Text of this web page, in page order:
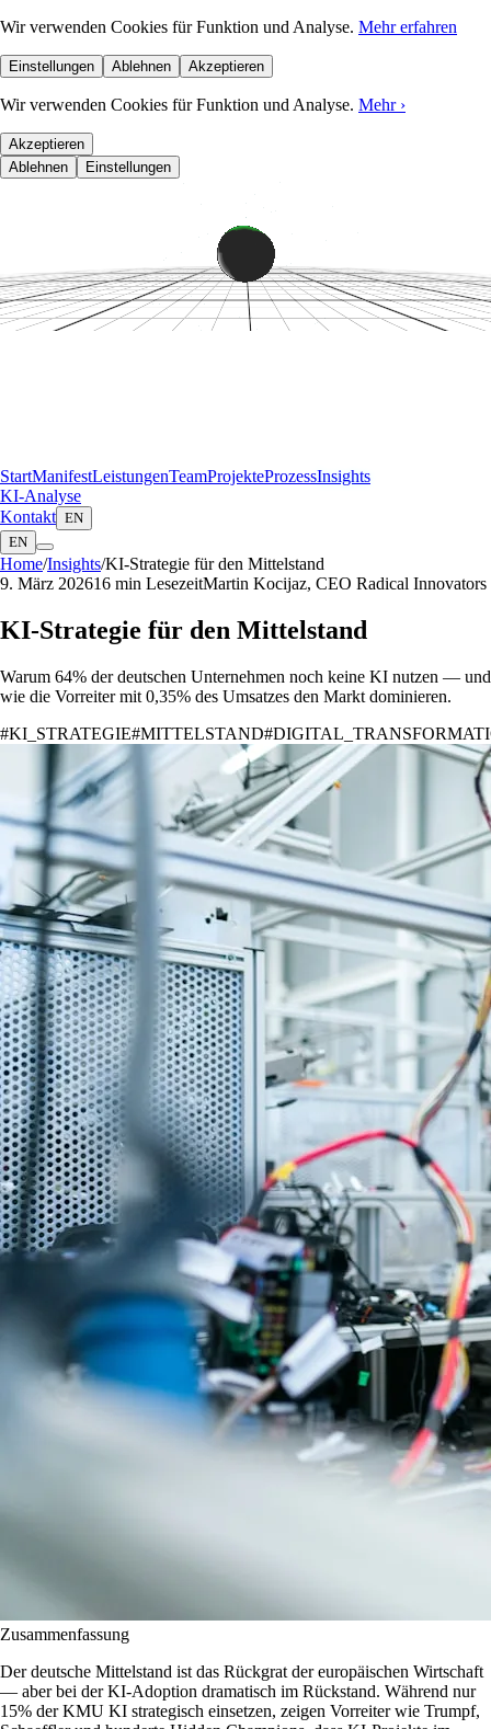
Wir verwenden Cookies für Funktion und Analyse. Mehr erfahren
Einstellungen Ablehnen Akzeptieren
Wir verwenden Cookies für Funktion und Analyse. Mehr›
Akzeptieren
Ablehnen
Einstellungen
StartManifestLeistungenTeamProjekteProzessInsights
KI-Analyse
Kontakt EN
EN
Home/Insights/KI-Strategie für den Mittelstand
9. März 202616 min LesezeitMartin Kocijaz, CEO Radical Innovators
KI-Strategie für den Mittelstand
Warum 64% der deutschen Unternehmen noch keine KI nutzen — und
wie die Vorreiter mit 0,35% des Umsatzes den Markt dominieren.
#KI_STRATEGIE#MITTELSTAND#
Zusammenfassung
Der deutsche Mittelstand ist das Rückgrat der europäischen Wirtschaft
— aber bei der KI-Adoption dramatisch im Rückstand. Während nur
15% der KMU KI strategisch einsetzen, zeigen Vorreiter wie Trumpf,